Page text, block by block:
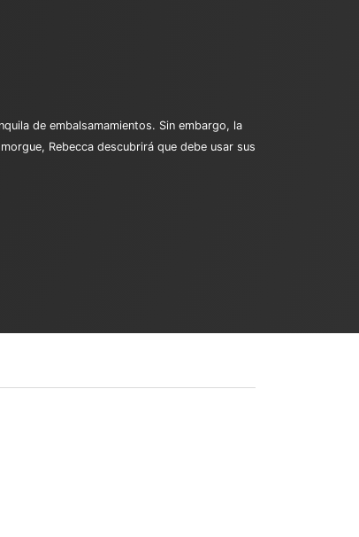
de embalsamamientos. Sin embargo, la
Rebecca descubrirá que debe usar sus